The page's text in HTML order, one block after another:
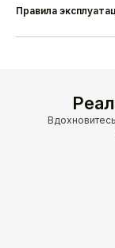
Срок изготовления
Правила